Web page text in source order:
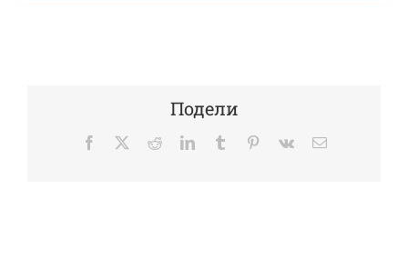
Подели
Facebook
TwitterRedditLinkedInTumblr Pinterest
Vk Email